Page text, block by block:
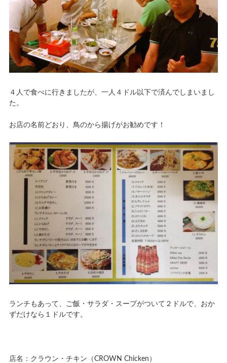
４人で食べに行きましたが、一人４ドル以下で済んでしまいまし
た。
お店の名前どおり、鳥のから揚げがお勧めです！
ランチもあって、ご飯・サラダ・スープがついて２ドルで、おか
ずだけなら１ドルです。
店名：クラウン・チキン（CROWN Chicken）